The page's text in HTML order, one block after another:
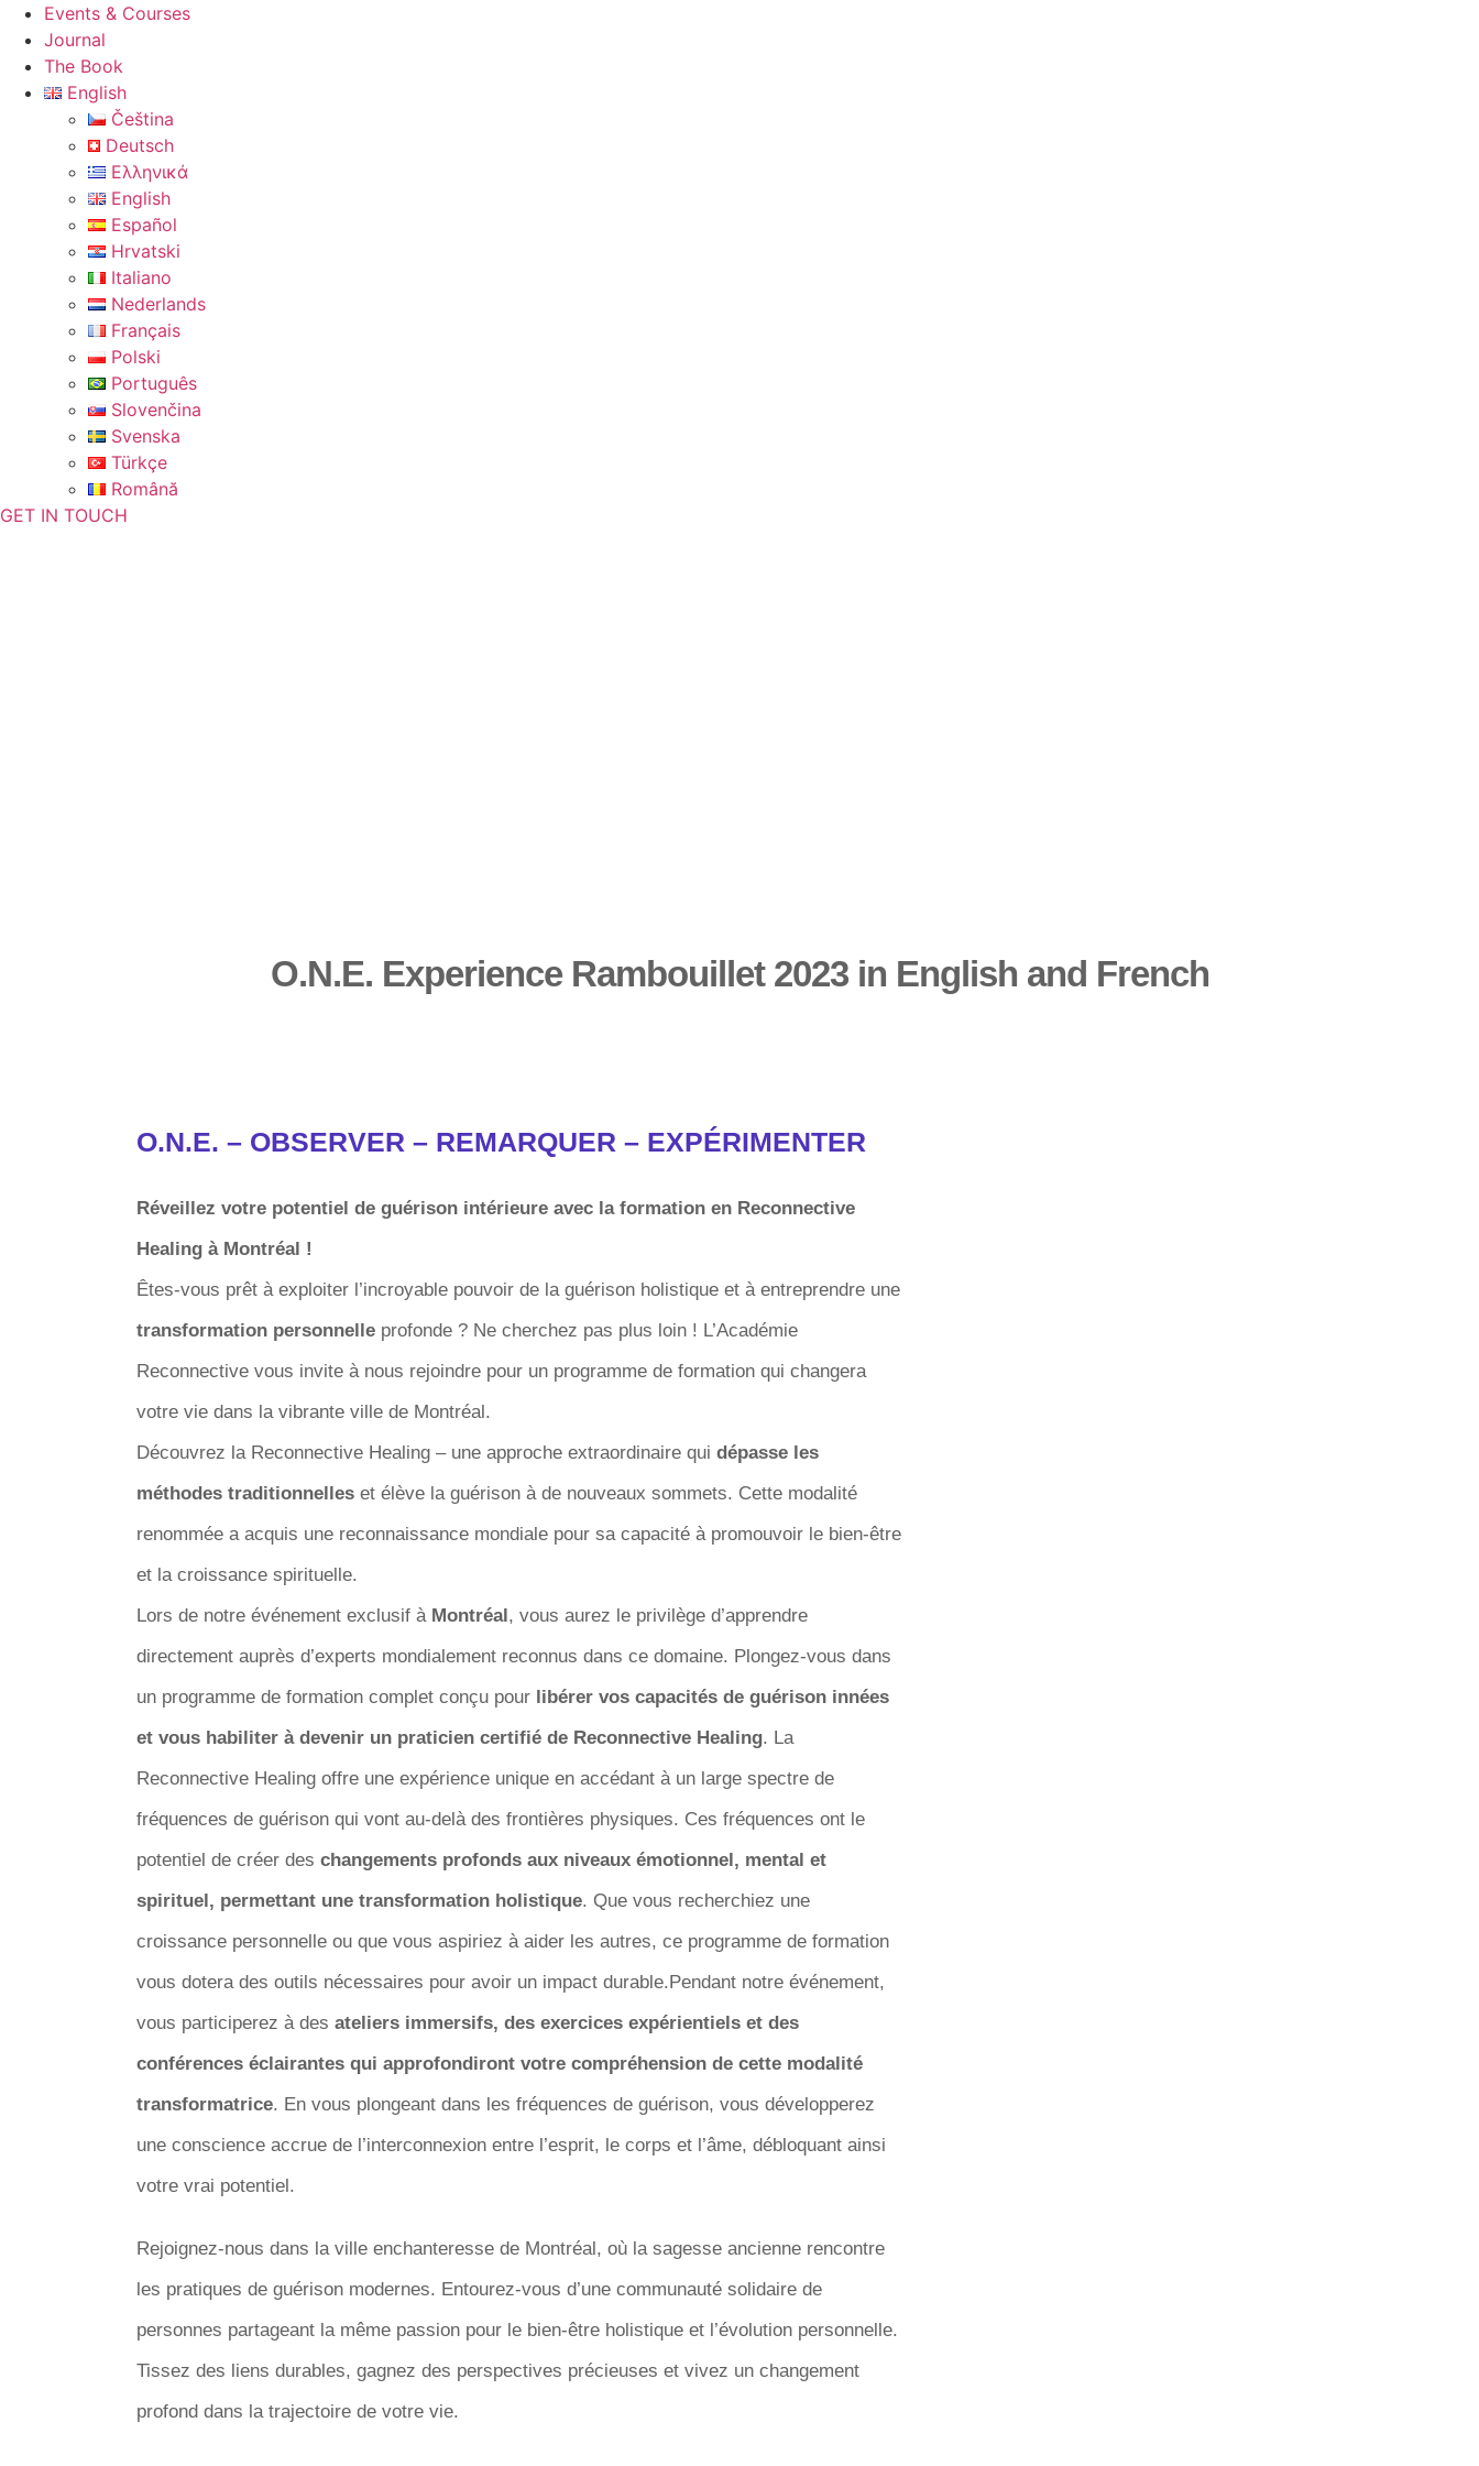
Events & Courses
Journal
The Book
English
Čeština
Deutsch
Ελληνικά
English
Español
Hrvatski
Italiano
Nederlands
Français
Polski
Português
Slovenčina
Svenska
Türkçe
Română
GET IN TOUCH
O.N.E. Experience Rambouillet 2023 in English and French
O.N.E. – OBSERVER – REMARQUER – EXPÉRIMENTER
Réveillez votre potentiel de guérison intérieure avec la formation en Reconnective
Healing à Montréal !
Êtes-vous prêt à exploiter l’incroyable pouvoir de la guérison holistique et à entreprendre une
transformation personnelle profonde ? Ne cherchez pas plus loin ! L’Académie
Reconnective vous invite à nous rejoindre pour un programme de formation qui changera
votre vie dans la vibrante ville de Montréal.
Découvrez la Reconnective Healing – une approche extraordinaire qui dépasse les
méthodes traditionnelles et élève la guérison à de nouveaux sommets. Cette modalité
renommée a acquis une reconnaissance mondiale pour sa capacité à promouvoir le bien-être
et la croissance spirituelle.
Lors de notre événement exclusif à Montréal, vous aurez le privilège d’apprendre
directement auprès d’experts mondialement reconnus dans ce domaine. Plongez-vous dans
un programme de formation complet conçu pour libérer vos capacités de guérison innées
et vous habiliter à devenir un praticien certifié de Reconnective Healing. La
Reconnective Healing offre une expérience unique en accédant à un large spectre de
fréquences de guérison qui vont au-delà des frontières physiques. Ces fréquences ont le
potentiel de créer des changements profonds aux niveaux émotionnel, mental et
spirituel, permettant une transformation holistique. Que vous recherchiez une
croissance personnelle ou que vous aspiriez à aider les autres, ce programme de formation
vous dotera des outils nécessaires pour avoir un impact durable.Pendant notre événement,
vous participerez à des ateliers immersifs, des exercices expérientiels et des
conférences éclairantes qui approfondiront votre compréhension de cette modalité
transformatrice. En vous plongeant dans les fréquences de guérison, vous développerez
une conscience accrue de l’interconnexion entre l’esprit, le corps et l’âme, débloquant ainsi
votre vrai potentiel.
Rejoignez-nous dans la ville enchanteresse de Montréal, où la sagesse ancienne rencontre
les pratiques de guérison modernes. Entourez-vous d’une communauté solidaire de
personnes partageant la même passion pour le bien-être holistique et l’évolution personnelle.
Tissez des liens durables, gagnez des perspectives précieuses et vivez un changement
profond dans la trajectoire de votre vie.